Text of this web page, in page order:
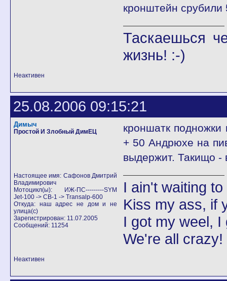
кронштейн срубили
Таскаешься
жизнь! :-)
Неактивен
25.08.2006 09:15:21
Димыч
Простой И Злобный ДимЕЦ
Настоящее имя: Сафонов Дмитрий
Владимирович
Мотоцикл(ы): ИЖ-ПС---------SYM
Jet-100 -> CB-1 -> Transalp-600
Откуда: наш адрес не дом и не
улица(с)
Зарегистрирован: 11.07.2005
Сообщений: 11254
кроншатк
+ 50 Андрюхе на
выдержит. Такищо -
I ain't waiting
Kiss my ass, if
I got my weel,
We're all
Неактивен